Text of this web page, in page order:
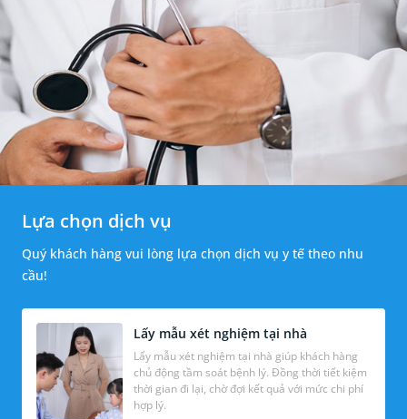
Lựa chọn dịch vụ
Quý khách hàng vui lòng lựa chọn dịch vụ y tế theo nhu
cầu!
Lấy mẫu xét nghiệm tại nhà
Lấy mẫu xét nghiệm tại nhà giúp khách hàng
chủ động tầm soát bệnh lý. Đồng thời tiết kiệm
thời gian đi lại, chờ đợi kết quả với mức chi phí
hợp lý.